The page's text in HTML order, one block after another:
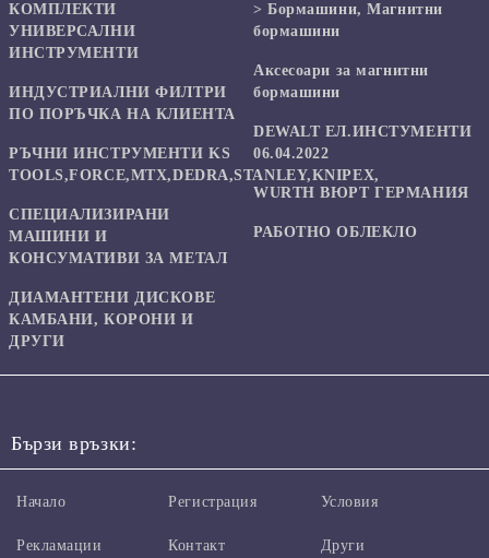
КОМПЛЕКТИ
УНИВЕРСАЛНИ
ИНСТРУМЕНТИ
ИНДУСТРИАЛНИ ФИЛТРИ
ПО ПОРЪЧКА НА КЛИЕНТА
РЪЧНИ ИНСТРУМЕНТИ KS
TOOLS,FORCE,MTX,DEDRA,STANLEY,KNIPEX,
СПЕЦИАЛИЗИРАНИ
МАШИНИ И
КОНСУМАТИВИ ЗА МЕТАЛ
ДИАМАНТЕНИ ДИСКОВЕ
КАМБАНИ, КОРОНИ И
ДРУГИ
> Бормашини, Магнитни
бормашини
Аксесоари за магнитни
бормашини
DEWALT ЕЛ.ИНСТУМЕНТИ
06.04.2022
WURTH ВЮРТ ГЕРМАНИЯ
РАБОТНО ОБЛЕКЛО
Бързи връзки:
Начало
Рекламации
Регистрация
Контакт
Условия
Други